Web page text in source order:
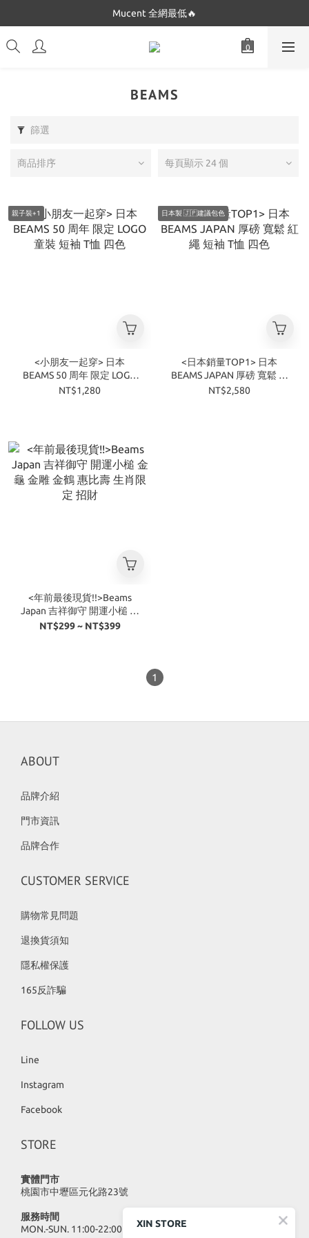
Dickies 最低只要$5XX!!
Mucent 全網最低🔥
Dickies 最低只要$5XX!!
BEAMS
篩選
商品排序 每頁顯示 24 個
親子裝+1
<小朋友一起穿> 日本
BEAMS 50 周年 限定 LOGO
童裝 短袖 T恤 四色
NT$1,280
日本製 🇯🇵建議包色
<日本銷量TOP1> 日本
BEAMS JAPAN 厚磅 寬鬆 紅
繩 短袖 T恤 四色
NT$2,580
<年前最後現貨!!>Beams
Japan 吉祥御守 開運小槌 金
龜 金雕 金鶴 惠比壽 生肖限
NT$299 ~ NT$399
1
ABOUT
品牌介紹
門市資訊
品牌合作
CUSTOMER SERVICE
購物常見問題
退換貨須知
隱私權保護
165反詐騙
FOLLOW US
Line
Instagram
Facebook
STORE
實體門市
桃園市中壢區元化路23號
服務時間
MON.-SUN. 11:00-22:00
XIN STORE